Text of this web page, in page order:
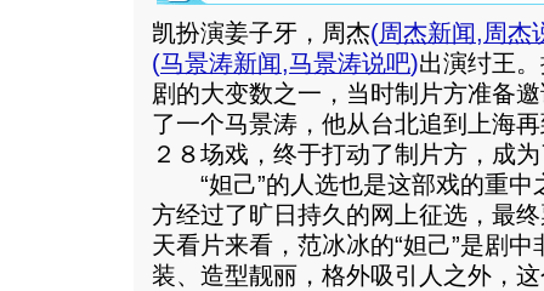
凯扮演姜子牙，周杰(周杰新闻,周杰
(马景涛新闻,马景涛说吧)出演纣王
剧的大变数之一，当时制片方准备
了一个马景涛，他从台北追到上海
２８场戏，终于打动了制片方，成
“妲己”的人选也是这部戏的重中
方经过了旷日持久的网上征选，最
天看片来看，范冰冰的“妲己”是剧
装、造型靓丽，格外吸引人之外，